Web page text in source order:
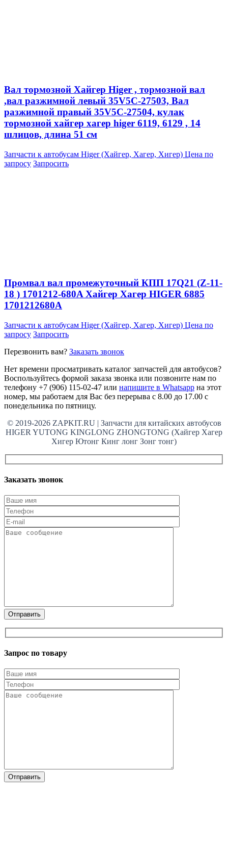
Вал тормозной Хайгер Higer , тормозной вал
,вал разжимной левый 35V5C-27503, Вал
разжимной правый 35V5C-27504, кулак
тормозной хайгер хагер higer 6119, 6129 , 14
шлицов, длина 51 см
Запчасти к автобусам Higer (Хайгер, Хагер, Хигер) Цена по
запросу Запросить
Промвал вал промежуточный КПП 17Q21 (Z-11-
18 ) 1701212-680A Хайгер Хагер HIGER 6885
1701212680A
Запчасти к автобусам Higer (Хайгер, Хагер, Хигер) Цена по
запросу Запросить
Перезвонить вам? Заказать звонок
Нет времени просматривать каталог запчастей для автобусов?
Воспользуйтесь формой заказа звонка или позвоните нам по
телефону +7 (906) 115-02-47 или напишите в Whatsapp на этот
номер, мы работаем для Вас без перерыва с 8.00 до 17.00 с
понедельника по пятницу.
© 2019-2026 ZAPKIT.RU | Запчасти для китайских автобусов
HIGER YUTONG KINGLONG ZHONGTONG (Хайгер Хагер
Хигер Ютонг Кинг лонг Зонг тонг)
Заказать звонок
Запрос по товару